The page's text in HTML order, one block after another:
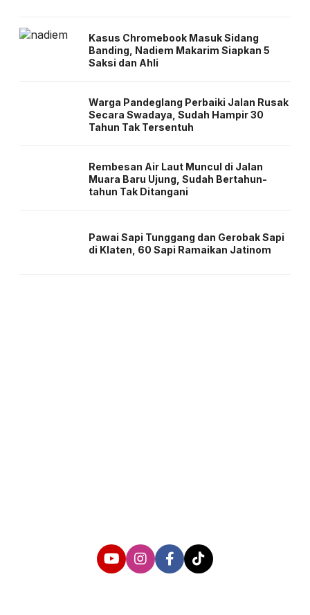
Kasus Chromebook Masuk Sidang
Banding, Nadiem Makarim Siapkan 5
Saksi dan Ahli
Warga Pandeglang Perbaiki Jalan Rusak
Secara Swadaya, Sudah Hampir 30
Tahun Tak Tersentuh
Rembesan Air Laut Muncul di Jalan
Muara Baru Ujung, Sudah Bertahun-
tahun Tak Ditangani
Pawai Sapi Tunggang dan Gerobak Sapi
di Klaten, 60 Sapi Ramaikan Jatinom